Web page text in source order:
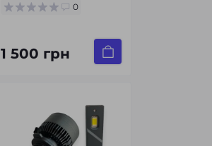
0
1 500 грн